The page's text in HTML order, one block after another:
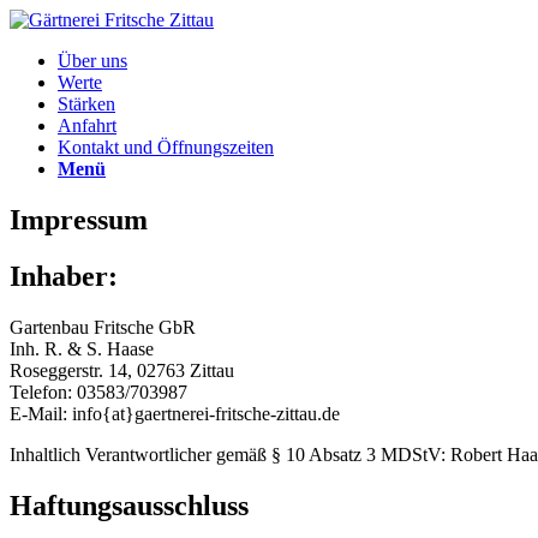
Über uns
Werte
Stärken
Anfahrt
Kontakt und Öffnungszeiten
Menü
Impressum
Inhaber:
Gartenbau Fritsche GbR
Inh. R. & S. Haase
Roseggerstr. 14, 02763 Zittau
Telefon: 03583/703987
E-Mail: info{at}gaertnerei-fritsche-zittau.de
Inhaltlich Verantwortlicher gemäß § 10 Absatz 3 MDStV: Robert
Haftungsausschluss